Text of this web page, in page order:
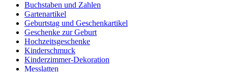
Buchstaben und Zahlen
Gartenartikel
Geburtstag und Geschenkartikel
Geschenke zur Geburt
Hochzeitsgeschenke
Kinderschmuck
Kinderzimmer-Dekoration
Messlatten